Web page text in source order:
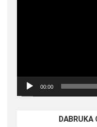
00:00
DABRUKA